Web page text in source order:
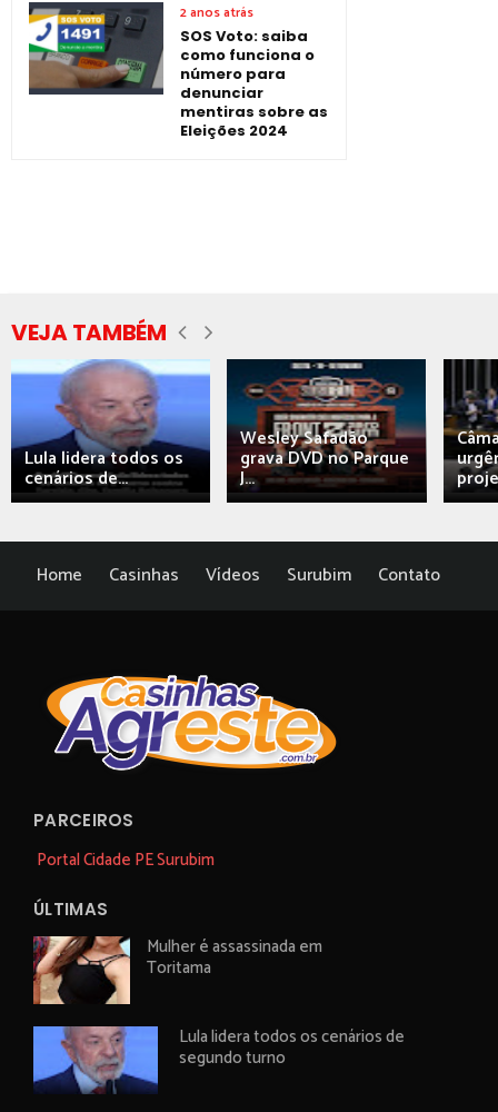
2 anos atrás
SOS Voto: saiba
como funciona o
número para
denunciar
mentiras sobre as
Eleições 2024
VEJA TAMBÉM
Lula lidera todos os
cenários de...
Wesley Safadão
grava DVD no Parque
J...
Home Casinhas Vídeos Surubim Contato
PARCEIROS
Portal Cidade PE Surubim
ÚLTIMAS
Mulher é assassinada em
Toritama
Lula lidera todos os cenários de
segundo turno